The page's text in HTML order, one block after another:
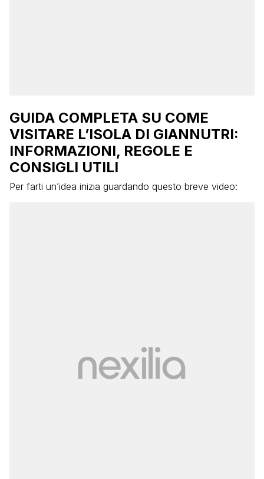
GUIDA COMPLETA SU COME
VISITARE L’ISOLA DI GIANNUTRI:
INFORMAZIONI, REGOLE E
CONSIGLI UTILI
Per farti un’idea inizia guardando questo breve video: